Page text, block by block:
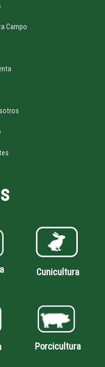
Campo
Cunicultura
Porcicultura